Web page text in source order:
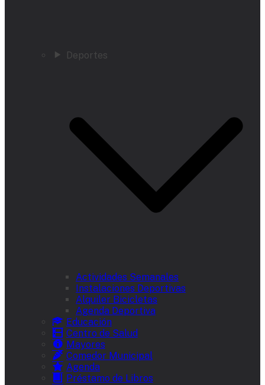
Deportes
Actividades Semanales
Instalaciones Deportivas
Alquiler Bicicletas
Agenda Deportiva
Educación
Centro de Salud
Mayores
Comedor Municipal
Agenda
Préstamo de Libros